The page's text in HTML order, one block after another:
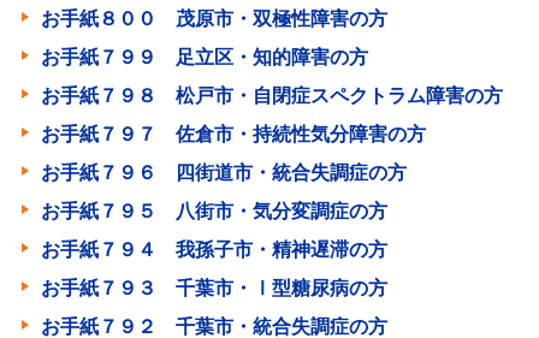
お手紙８００ 茂原市・双極性障害の方
お手紙７９９ 足立区・知的障害の方
お手紙７９８ 松戸市・自閉症スペクトラム障害の方
お手紙７９７ 佐倉市・持続性気分障害の方
お手紙７９６ 四街道市・統合失調症の方
お手紙７９５ 八街市・気分変調症の方
お手紙７９４ 我孫子市・精神遅滞の方
お手紙７９３ 千葉市・Ⅰ型糖尿病の方
お手紙７９２ 千葉市・統合失調症の方